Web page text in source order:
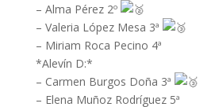
– Alma Pérez 2º
– Valeria López Mesa 3ª
– Miriam Roca Pecino 4ª
*Alevín D:*
– Carmen Burgos Doña 3ª
– Elena Muñoz Rodríguez 5ª